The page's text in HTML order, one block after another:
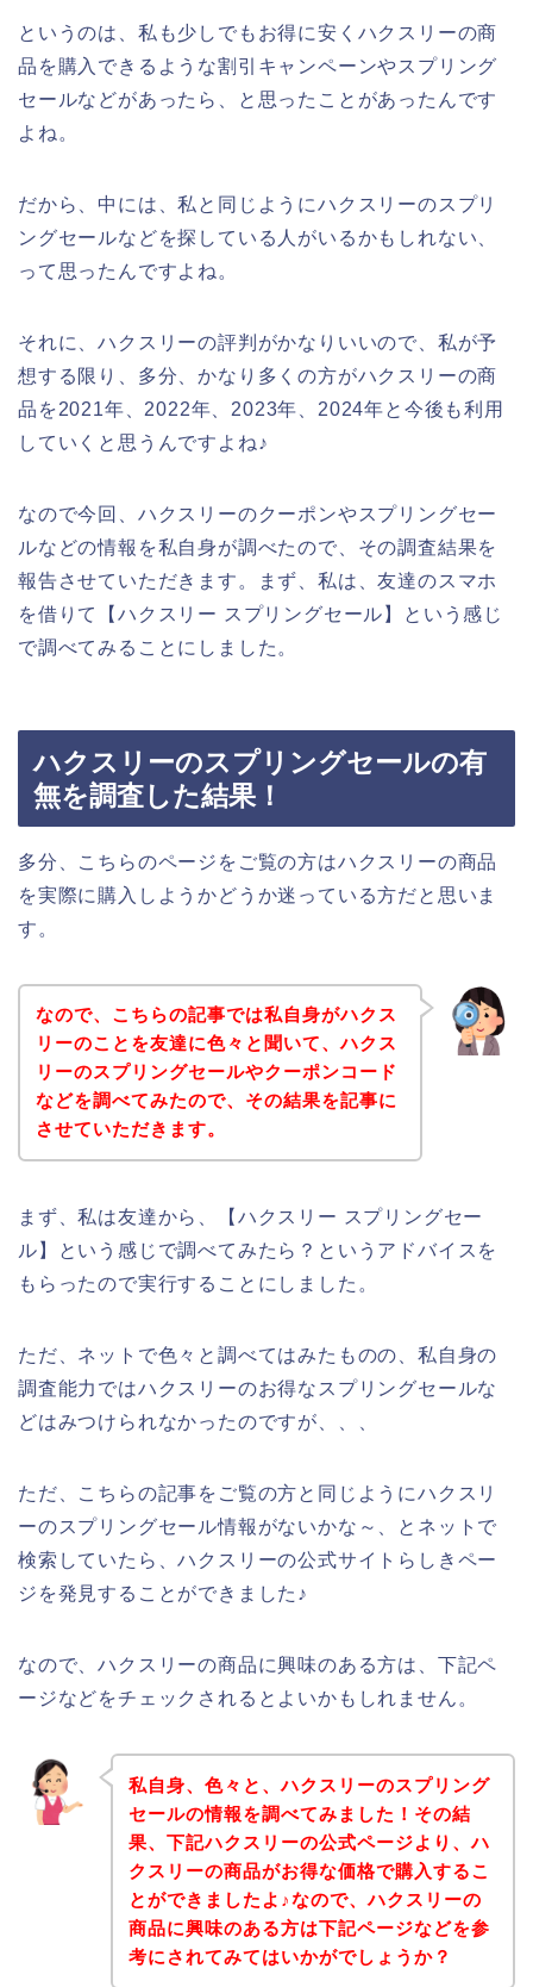
というのは、私も少しでもお得に安くハクスリーの商
品を購入できるような割引キャンペーンやスプリング
セールなどがあったら、と思ったことがあったんです
よね。
だから、中には、私と同じようにハクスリーのスプリ
ングセールなどを探している人がいるかもしれない、
って思ったんですよね。
それに、ハクスリーの評判がかなりいいので、私が予
想する限り、多分、かなり多くの方がハクスリーの商
品を2021年、2022年、2023年、2024年と今後も利用
していくと思うんですよね♪
なので今回、ハクスリーのクーポンやスプリングセー
ルなどの情報を私自身が調べたので、その調査結果を
報告させていただきます。まず、私は、友達のスマホ
を借りて【ハクスリー スプリングセール】という感じ
で調べてみることにしました。
ハクスリーのスプリングセールの有
無を調査した結果！
多分、こちらのページをご覧の方はハクスリーの商品
を実際に購入しようかどうか迷っている方だと思いま
す。
なので、こちらの記事では私自身がハクス
リーのことを友達に色々と聞いて、ハクス
リーのスプリングセールやクーポンコード
などを調べてみたので、その結果を記事に
させていただきます。
まず、私は友達から、【ハクスリー スプリングセー
ル】という感じで調べてみたら？というアドバイスを
もらったので実行することにしました。
ただ、ネットで色々と調べてはみたものの、私自身の
調査能力ではハクスリーのお得なスプリングセールな
どはみつけられなかったのですが、、、
ただ、こちらの記事をご覧の方と同じようにハクスリ
ーのスプリングセール情報がないかな～、とネットで
検索していたら、ハクスリーの公式サイトらしきペー
ジを発見することができました♪
なので、ハクスリーの商品に興味のある方は、下記ペ
ージなどをチェックされるとよいかもしれません。
私自身、色々と、ハクスリーのスプリング
セールの情報を調べてみました！その結
果、下記ハクスリーの公式ページより、ハ
クスリーの商品がお得な価格で購入するこ
とができましたよ♪なので、ハクスリーの
商品に興味のある方は下記ページなどを参
考にされてみてはいかがでしょうか？